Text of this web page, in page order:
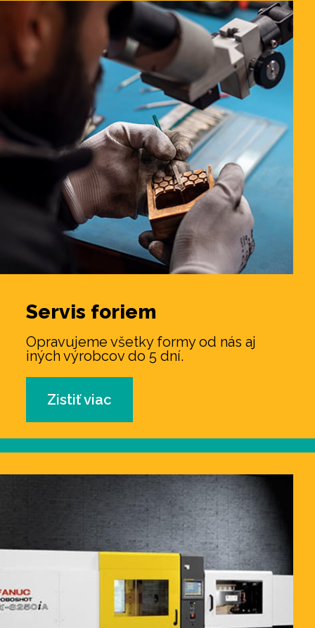
Servis foriem
Opravujeme všetky formy od nás aj
iných výrobcovdo 5 dní.
Zistiť viac